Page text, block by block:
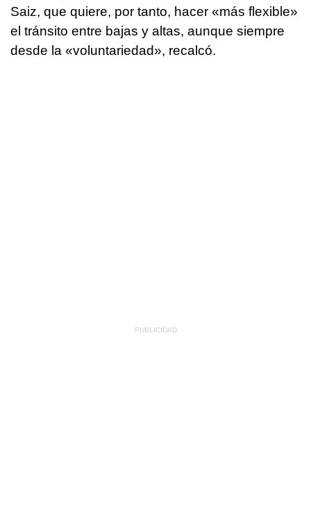
Saiz, que quiere, por tanto, hacer «más flexible»
el tránsito entre bajas y altas, aunque siempre
desde la «voluntariedad», recalcó.